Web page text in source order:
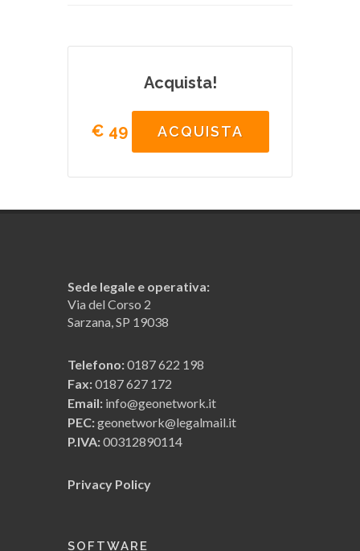
Acquista!
€ 49 ACQUISTA
Sede legale e operativa:
Via del Corso 2
Sarzana, SP 19038
Telefono:0187 622 198
Fax:0187 627 172
Email: info@geonetwork.it
PEC:geonetwork@legalmail.it
P.IVA:00312890114
Privacy Policy
SOFTWARE